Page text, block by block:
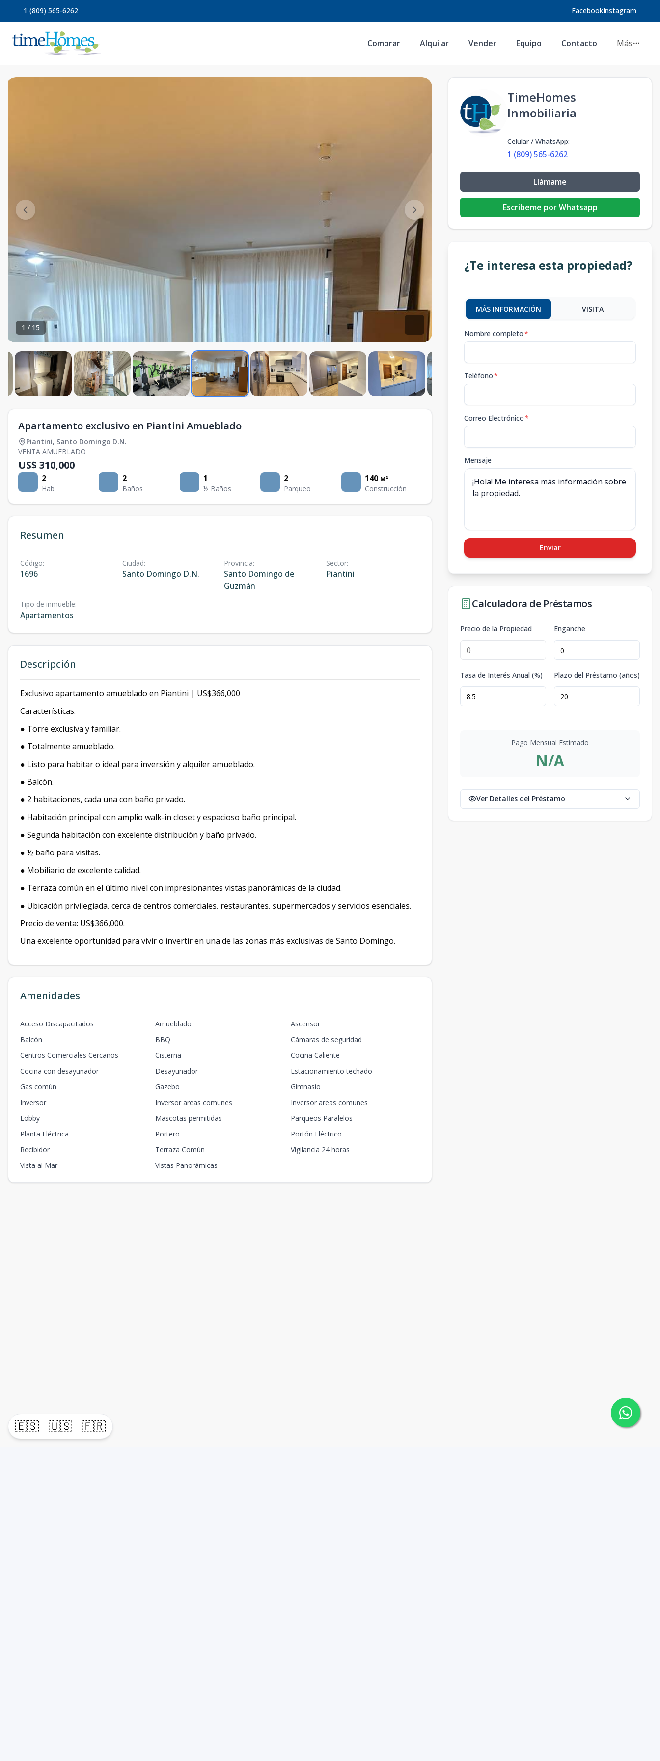
🇪🇸 🇺🇸 🇫🇷
1 (809) 565-6262 FacebookInstagram
Comprar Alquilar Vender Equipo Contacto Más
1 / 15
Apartamento exclusivo en Piantini Amueblado
Piantini, Santo Domingo D.N.
VENTA AMUEBLADO
US$ 310,000
2
Hab.
2
Baños
1
½ Baños
2
Parqueo
140 M²
Construcción
Resumen
Código:
1696
Ciudad:
Santo Domingo D.N.
Provincia:
Santo Domingo de
Guzmán
Sector:
Piantini
Tipo de inmueble:
Apartamentos
Descripción
Exclusivo apartamento amueblado en Piantini | US$366,000
Características:
● Torre exclusiva y familiar.
● Totalmente amueblado.
● Listo para habitar o ideal para inversión y alquiler amueblado.
● Balcón.
● 2 habitaciones, cada una con baño privado.
● Habitación principal con amplio walk-in closet y espacioso baño principal.
● Segunda habitación con excelente distribución y baño privado.
● ½ baño para visitas.
● Mobiliario de excelente calidad.
● Terraza común en el último nivel con impresionantes vistas panorámicas de la ciudad.
● Ubicación privilegiada, cerca de centros comerciales, restaurantes, supermercados y servicios esenciales.
Precio de venta: US$366,000.
Una excelente oportunidad para vivir o invertir en una de las zonas más exclusivas de Santo Domingo.
Amenidades
Acceso Discapacitados Amueblado
Ascensor
Balcón
BBQ
Cámaras de seguridad
Centros Comerciales Cercanos
Cisterna
Cocina Caliente
Cocina con desayunador
Desayunador
Estacionamiento techado
Gas común
Gazebo
Gimnasio
Inversor
Inversor areas comunes
Inversor areas comunes
Lobby
Mascotas permitidas
Parqueos Paralelos
Planta Eléctrica
Portero
Portón Eléctrico
Recibidor
Terraza Común
Vigilancia 24 horas
Vista al Mar
Vistas Panorámicas
TimeHomes
Inmobiliaria
Celular / WhatsApp:
1 (809) 565-6262
Llámame
Escribeme por Whatsapp
¿Te interesa esta propiedad?
MÁS INFORMACIÓN VISITA
Nombre completo*
Teléfono*
Correo Electrónico*
Mensaje
Enviar
Calculadora de Préstamos
Precio de la Propiedad Enganche
Tasa de Interés Anual (%) Plazo del Préstamo (años)
Pago Mensual Estimado
N/A
Ver Detalles del Préstamo